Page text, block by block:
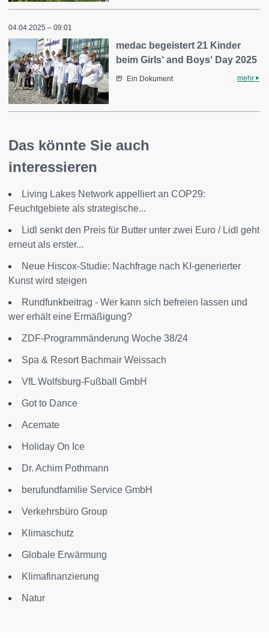
04.04.2025 – 09:01
medac begeistert 21 Kinder
beim Girls‘ and Boys‘ Day 2025
Ein Dokument mehr
Das könnte Sie auch
interessieren
Living Lakes Network appelliert an COP29:
Feuchtgebiete als strategische...
Lidl senkt den Preis für Butter unter zwei Euro / Lidl geht
erneut als erster...
Neue Hiscox-Studie: Nachfrage nach KI-generierter
Kunst wird steigen
Rundfunkbeitrag - Wer kann sich befreien lassen und
wer erhält eine Ermäßigung?
ZDF-Programmänderung Woche 38/24
Spa & Resort Bachmair Weissach
VfL Wolfsburg-Fußball GmbH
Got to Dance
Acemate
Holiday On Ice
Dr. Achim Pothmann
berufundfamilie Service GmbH
Verkehrsbüro Group
Klimaschutz
Globale Erwärmung
Klimafinanzierung
Natur